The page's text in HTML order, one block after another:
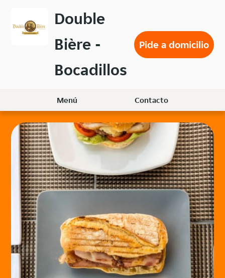
menú
Double
Bière -
Bocadillos
Pide a domicilio
Menú Contacto